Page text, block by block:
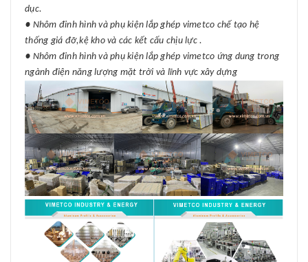
dục.
● Nhôm đinh hình và phụ kiện lắp ghép vimetco chế tạo hệ
thống giá đỡ,kệ kho và các kết cấu chịu lực .
● Nhôm đinh hình và phụ kiện lắp ghép vimetco ứng dung trong
ngành điện năng lượng mặt trời và lĩnh vực xây dựng